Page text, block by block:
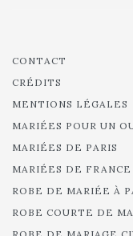
CONTACT
CRÉDITS
MENTIONS LÉGALES
MARIÉES POUR UN
MARIÉES DE PARIS
MARIÉES DE FRANCE
ROBE DE MARIÉE À
ROBE COURTE DE